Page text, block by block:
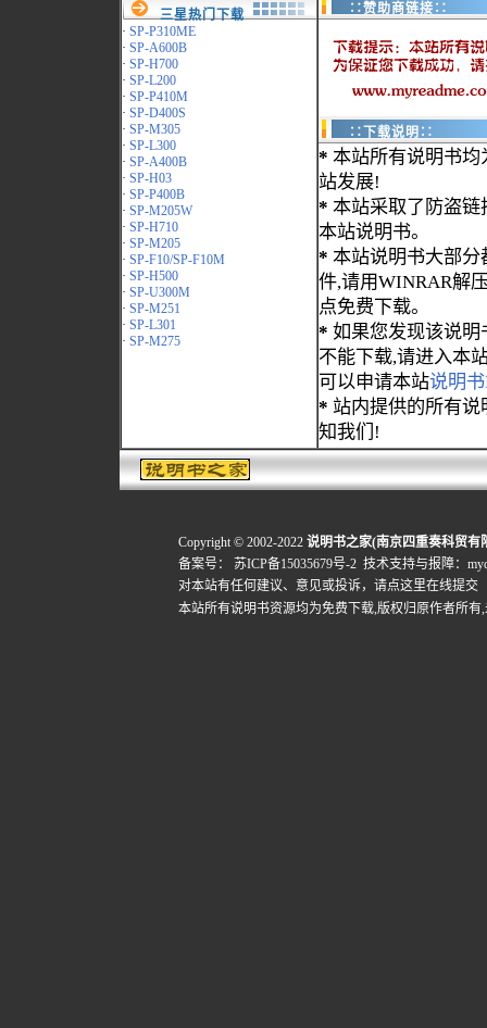
三星热门下载
· SP-P310ME
· SP-A600B
· SP-H700
· SP-L200
· SP-P410M
· SP-D400S
· SP-M305
· SP-L300
· SP-A400B
· SP-H03
· SP-P400B
· SP-M205W
· SP-H710
· SP-M205
· SP-F10/SP-F10M
· SP-H500
· SP-U300M
· SP-M251
· SP-L301
· SP-M275
∷赞助商链接∷
∷下载说明∷
* 本站所有说明书均
站发展!
* 本站采取了防盗链
本站说明书。
* 本站说明书大部分
件,请用WINRAR解
点免费下载。
* 如果您发现该说明
不能下载,请进入本
可以申请本站说明
* 站内提供的所有
知我们!
Copyright © 2002-2022 说明书之家(南京四重奏科贸有
备案号：
苏ICP备15035679号-2 技术支持与报障：
对本站有任何建议、意见或投诉， 请点这里在线提交
本站所有说明书资源均为免费下载,版权归原作者所